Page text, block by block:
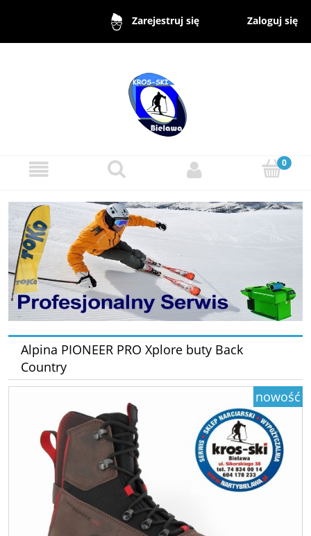
Zarejestruj się Zaloguj się
Alpina PIONEER PRO Xplore buty Back
Country
nowość